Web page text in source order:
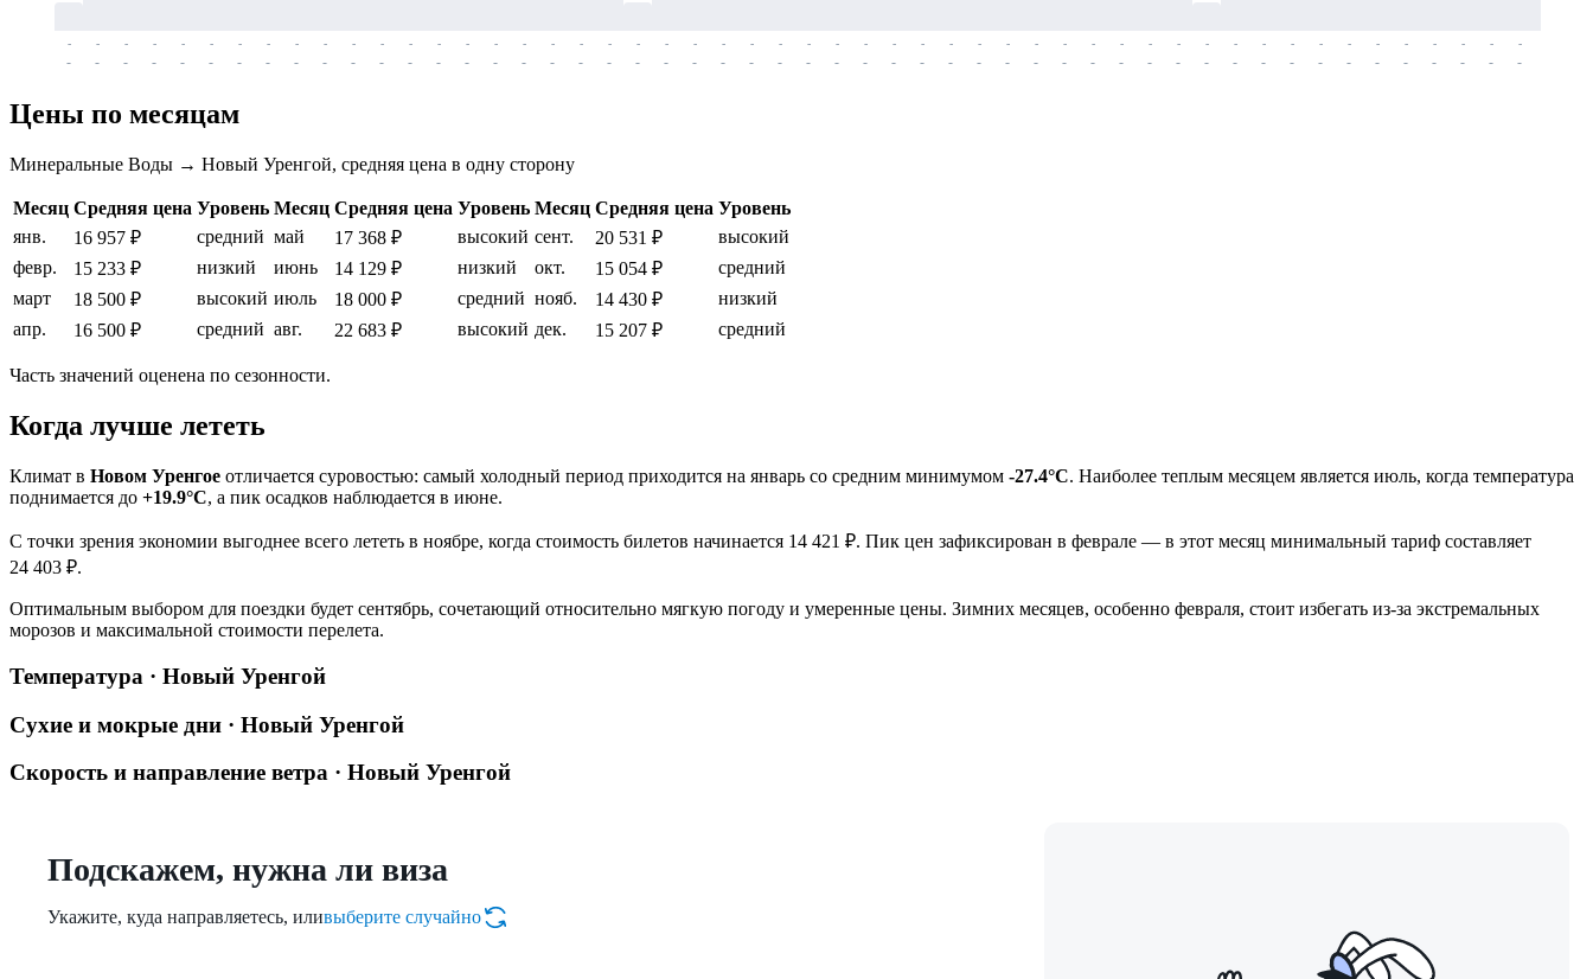
-
-
-
-
-
-
-
-
-
-
-
-
-
-
-
-
-
-
-
-
-
-
-
-
-
-
-
-
-
-
-
-
-
-
-
-
-
-
-
-
-
-
-
-
-
-
-
-
-
-
-
-
-
-
-
-
-
-
-
-
-
-
-
-
-
-
-
-
-
-
-
-
-
-
-
-
-
-
-
-
-
-
-
-
-
-
-
-
-
-
-
-
-
-
-
-
-
-
-
-
-
-
-
-
Цены по месяцам
Минеральные Воды → Новый Уренгой, средняя цена в одну сторону
Месяц Средняя цена Уровень Месяц Средняя цена Уровень Месяц Средняя цена Уровень
янв.
16 957 ₽ средний май 17 368 ₽ высокий сент. 20 531 ₽
высокий
февр.
15 233 ₽ низкий июнь 14 129 ₽ низкий окт. 15 054 ₽
средний
март
18 500 ₽ высокий июль 18 000 ₽ средний нояб. 14 430 ₽
низкий
апр.
16 500 ₽ средний авг. 22 683 ₽ высокий дек. 15 207 ₽ средний
Часть значений оценена по сезонности.
Когда лучше лететь
Климат в Новом Уренгое отличается суровостью: самый холодный период приходится на январь со средним минимумом -27.4°C. Наиболее теплым месяцем является июль, когда температура
поднимается до +19.9°C, а пик осадков наблюдается в июне.
С точки зрения экономии выгоднее всего лететь в ноябре, когда стоимость билетов начинается 14 421 ₽. Пик цен зафиксирован в феврале — в этот месяц минимальный тариф составляет
24 403 ₽.
Оптимальным выбором для поездки будет сентябрь, сочетающий относительно мягкую погоду и умеренные цены. Зимних месяцев, особенно февраля, стоит избегать из-за экстремальных
морозов и максимальной стоимости перелета.
Температура · Новый Уренгой
Сухие и мокрые дни · Новый Уренгой
Скорость и направление ветра · Новый Уренгой
Подскажем, нужна ли виза
Укажите, куда направляетесь, иливыберите случайно